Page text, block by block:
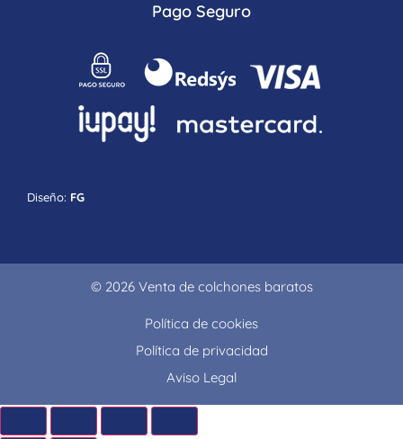
Pago Seguro
Diseño: FG
© 2026 Venta de colchones baratos
Política de cookies
Política de privacidad
Aviso Legal